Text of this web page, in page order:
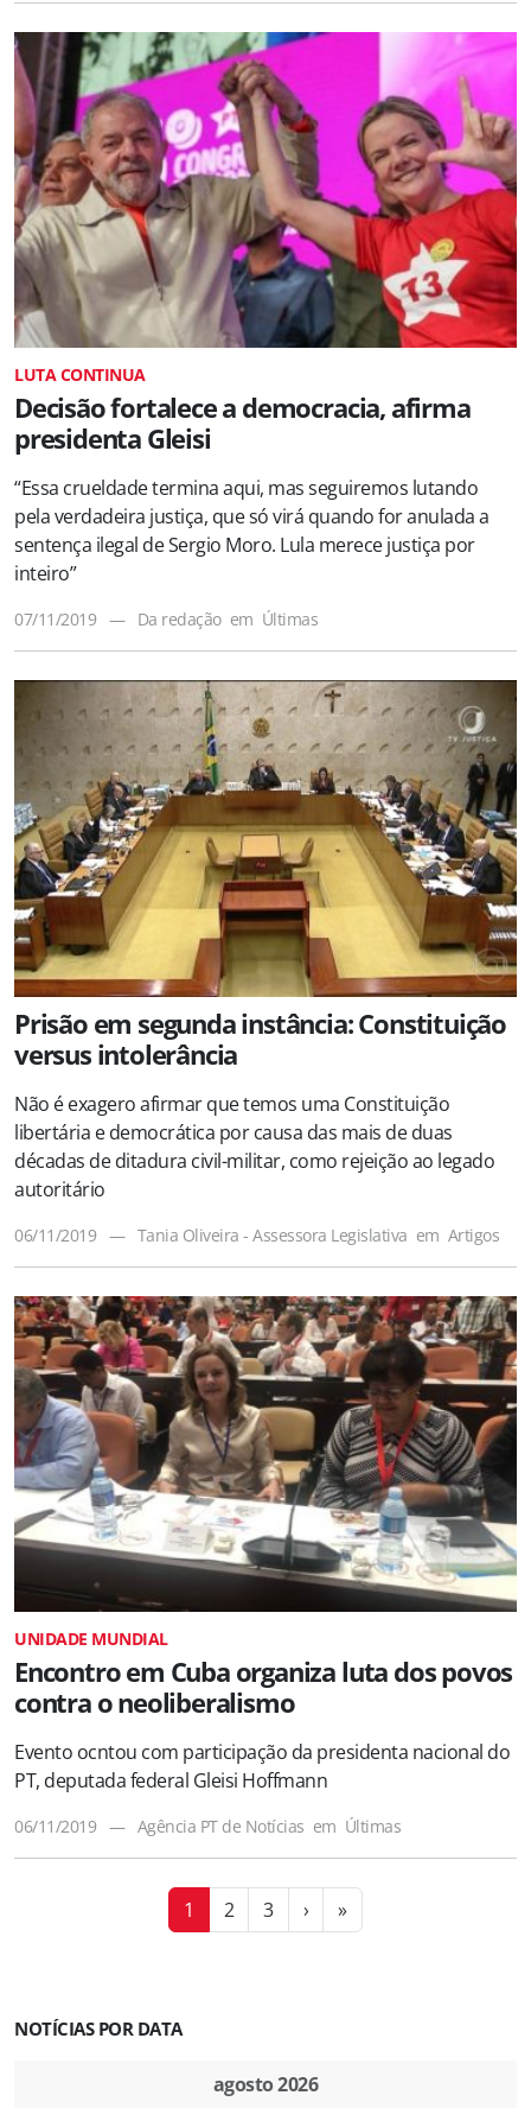
LUTA CONTINUA
Decisão fortalece a democracia, afirma
presidenta Gleisi
“Essa crueldade termina aqui, mas seguiremos lutando
pela verdadeira justiça, que só virá quando for anulada a
sentença ilegal de Sergio Moro. Lula merece justiça por
inteiro”
07/11/2019 — Da redação em Últimas
Prisão em segunda instância: Constituição
versus intolerância
Não é exagero afirmar que temos uma Constituição
libertária e democrática por causa das mais de duas
décadas de ditadura civil-militar, como rejeição ao legado
autoritário
06/11/2019 — Tania Oliveira - Assessora Legislativa em Artigos
UNIDADE MUNDIAL
Encontro em Cuba organiza luta dos povos
contra o neoliberalismo
Evento ocntou com participação da presidenta nacional do
PT, deputada federal Gleisi Hoffmann
06/11/2019 — Agência PT de Notícias em Últimas
1 2 3 › »
NOTÍCIAS POR DATA
agosto 2026